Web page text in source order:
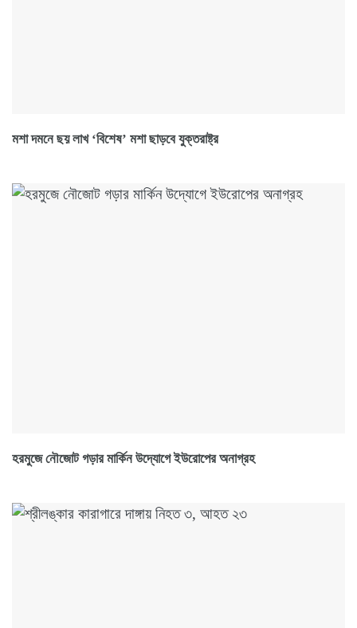
মশা দমনে ছয় লাখ ‘বিশেষ’ মশা ছাড়বে যুক্তরাষ্ট্র
হরমুজে নৌজোট গড়ার মার্কিন উদ্যোগে ইউরোপের অনাগ্রহ